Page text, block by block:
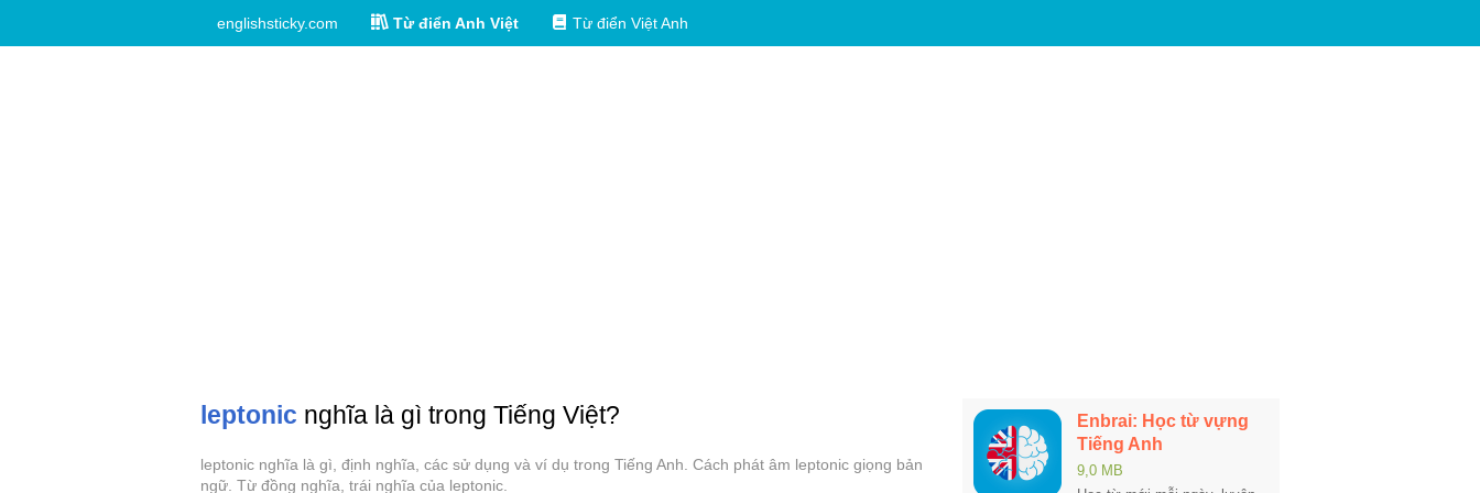
englishsticky.com Từ điển Anh Việt Từ điển Việt Anh
leptonic nghĩa là gì trong Tiếng Việt?
leptonic nghĩa là gì, định nghĩa, các sử dụng và ví dụ trong Tiếng Anh. Cách phát âm leptonic giọng bản
ngữ. Từ đồng nghĩa, trái nghĩa của leptonic.
Enbrai: Học từ vựng
Tiếng Anh
9,0 MB